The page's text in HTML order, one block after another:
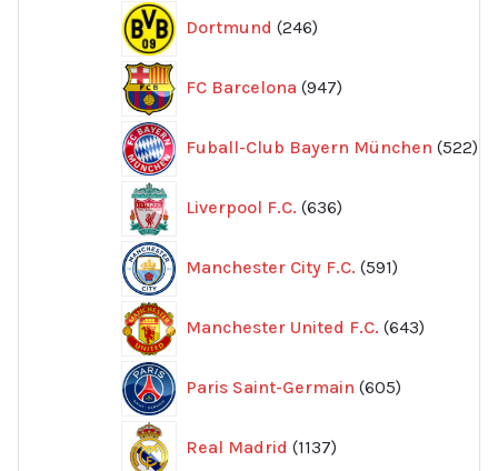
Dortmund 246
produkter
FC Barcelona 947
produkter
Fuball-Club Bayern München 522
Liverpool F.C. 636
produkter
Manchester City F.C. 591
produkter
Manchester United F.C. 643
Paris Saint-Germain 605
produkter
Real Madrid 1137
produkter